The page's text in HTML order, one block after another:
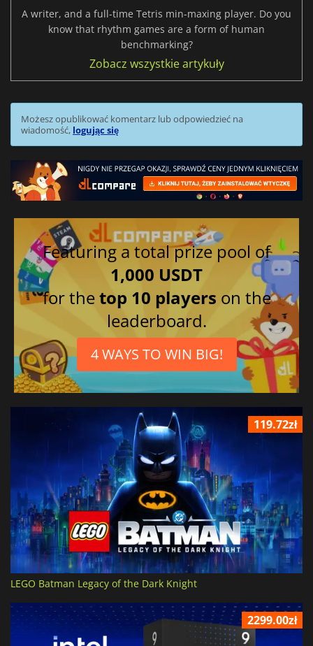
A writer, and a full-time Tetris min-maxing player. Do you
know that rhythm games are a form of human
benchmarking?
Zobacz wszystkie artykuły
Możesz opublikować komentarz lub odpowiedzieć na
wiadomość, logując się
Featuring a total prize pool of
1,000 USDT
for thetop 10 players on the
leaderboard.
4 WAYS TO WIN BIG!
119.72zł
LEGO Batman Legacy of the Dark Knight
2299.00zł